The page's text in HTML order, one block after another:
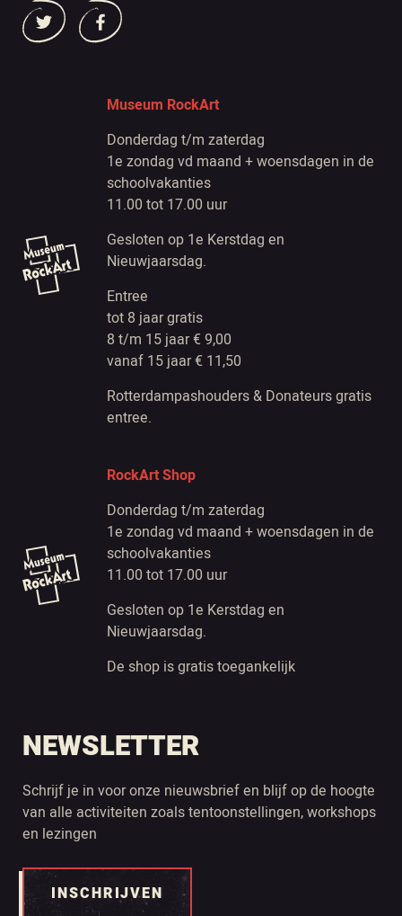
Museum RockArt
Donderdag t/m zaterdag
1e zondag vd maand + woensdagen in de
schoolvakanties
11.00 tot 17.00 uur
Gesloten op 1e Kerstdag en
Nieuwjaarsdag.
Entree
tot 8 jaar gratis
8 t/m 15 jaar € 9,00
vanaf 15 jaar € 11,50
Rotterdampashouders & Donateurs gratis
entree.
RockArt Shop
Donderdag t/m zaterdag
1e zondag vd maand + woensdagen in de
schoolvakanties
11.00 tot 17.00 uur
Gesloten op 1e Kerstdag en
Nieuwjaarsdag.
De shop is gratis toegankelijk
NEWSLETTER
Schrijf je in voor onze nieuwsbrief en blijf op de hoogte
van alle activiteiten zoals tentoonstellingen, workshops
en lezingen
INSCHRIJVEN